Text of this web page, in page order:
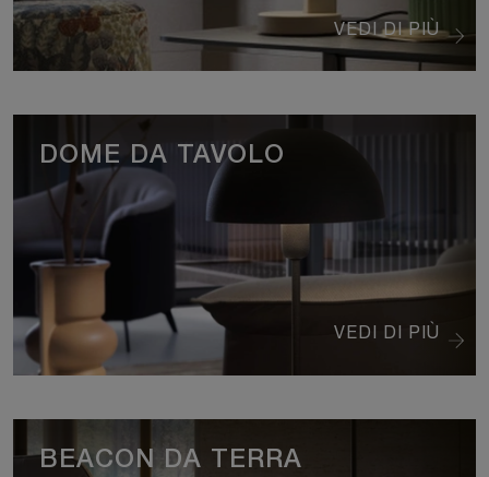
VEDI DI PIÙ
VEDI DI PIÙ
DOME DA TAVOLO
BEACON DA TERRA